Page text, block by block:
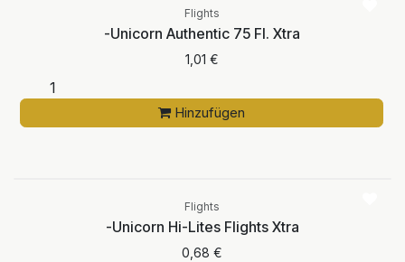
Flights
-Unicorn Authentic 75 Fl. Xtra
1,01 €
Hinzufügen
Flights
-Unicorn Hi-Lites Flights Xtra
0,68 €